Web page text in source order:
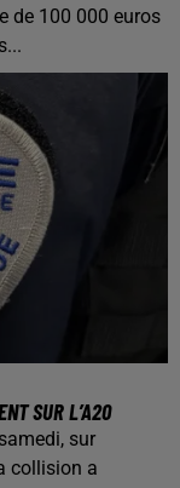
de 100 000 euros
SUR L’A20
sur
collision a